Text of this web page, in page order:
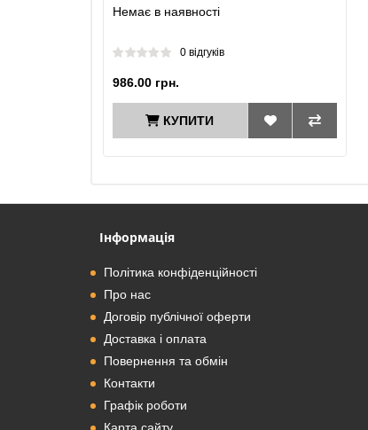
Немає в наявності
0 відгуків
986.00 грн.
КУПИТИ
Інформація
Політика конфіденційності
Про нас
Договір публічної оферти
Доставка і оплата
Повернення та обмін
Контакти
Графік роботи